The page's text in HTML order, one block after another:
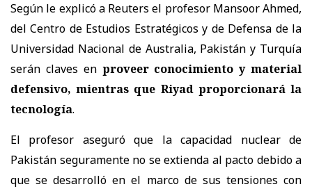
Según le explicó a Reuters el profesor Mansoor Ahmed,
del Centro de Estudios Estratégicos y de Defensa de la
Universidad Nacional de Australia, Pakistán y Turquía
serán claves en proveer conocimiento y material
defensivo, mientras que Riyad proporcionará la
tecnología.
El profesor aseguró que la capacidad nuclear de
Pakistán seguramente no se extienda al pacto debido a
que se desarrolló en el marco de sus tensiones con